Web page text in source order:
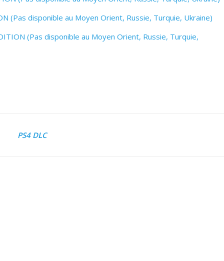
(Pas disponible au Moyen Orient, Russie, Turquie, Ukraine)
(Pas disponible au Moyen Orient, Russie, Turquie,
PS4 DLC